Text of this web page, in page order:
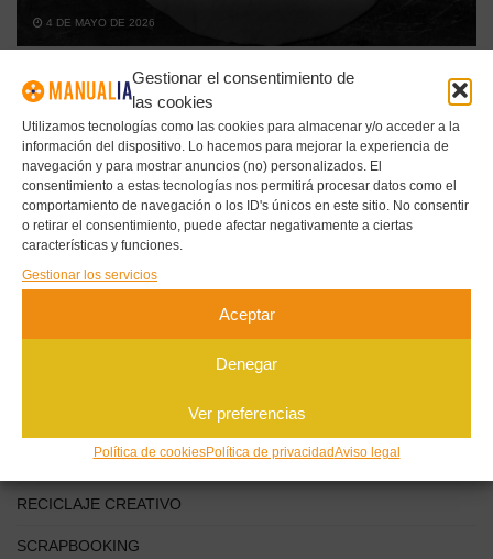
Gestionar el consentimiento de
las cookies
Utilizamos tecnologías como las cookies para almacenar y/o acceder a la
información del dispositivo. Lo hacemos para mejorar la experiencia de
navegación y para mostrar anuncios (no) personalizados. El
consentimiento a estas tecnologías nos permitirá procesar datos como el
comportamiento de navegación o los ID's únicos en este sitio. No consentir
o retirar el consentimiento, puede afectar negativamente a ciertas
características y funciones.
Gestionar los servicios
Aceptar
Denegar
Ver preferencias
Política de cookiesPolítica de privacidadAviso legal
4 DE MAYO DE 2026
CATEGORÍAS
COSTURA Y TEJIDO
DECORACIÓN DEL HOGAR
JOYERÍA ARTESANAL
MANUALIDADES PARA NIÑOS
PAPEL Y CARTULINA
PROYECTOS CON ARCILLA
PROYECTOS DIY
RECICLAJE CREATIVO
SCRAPBOOKING